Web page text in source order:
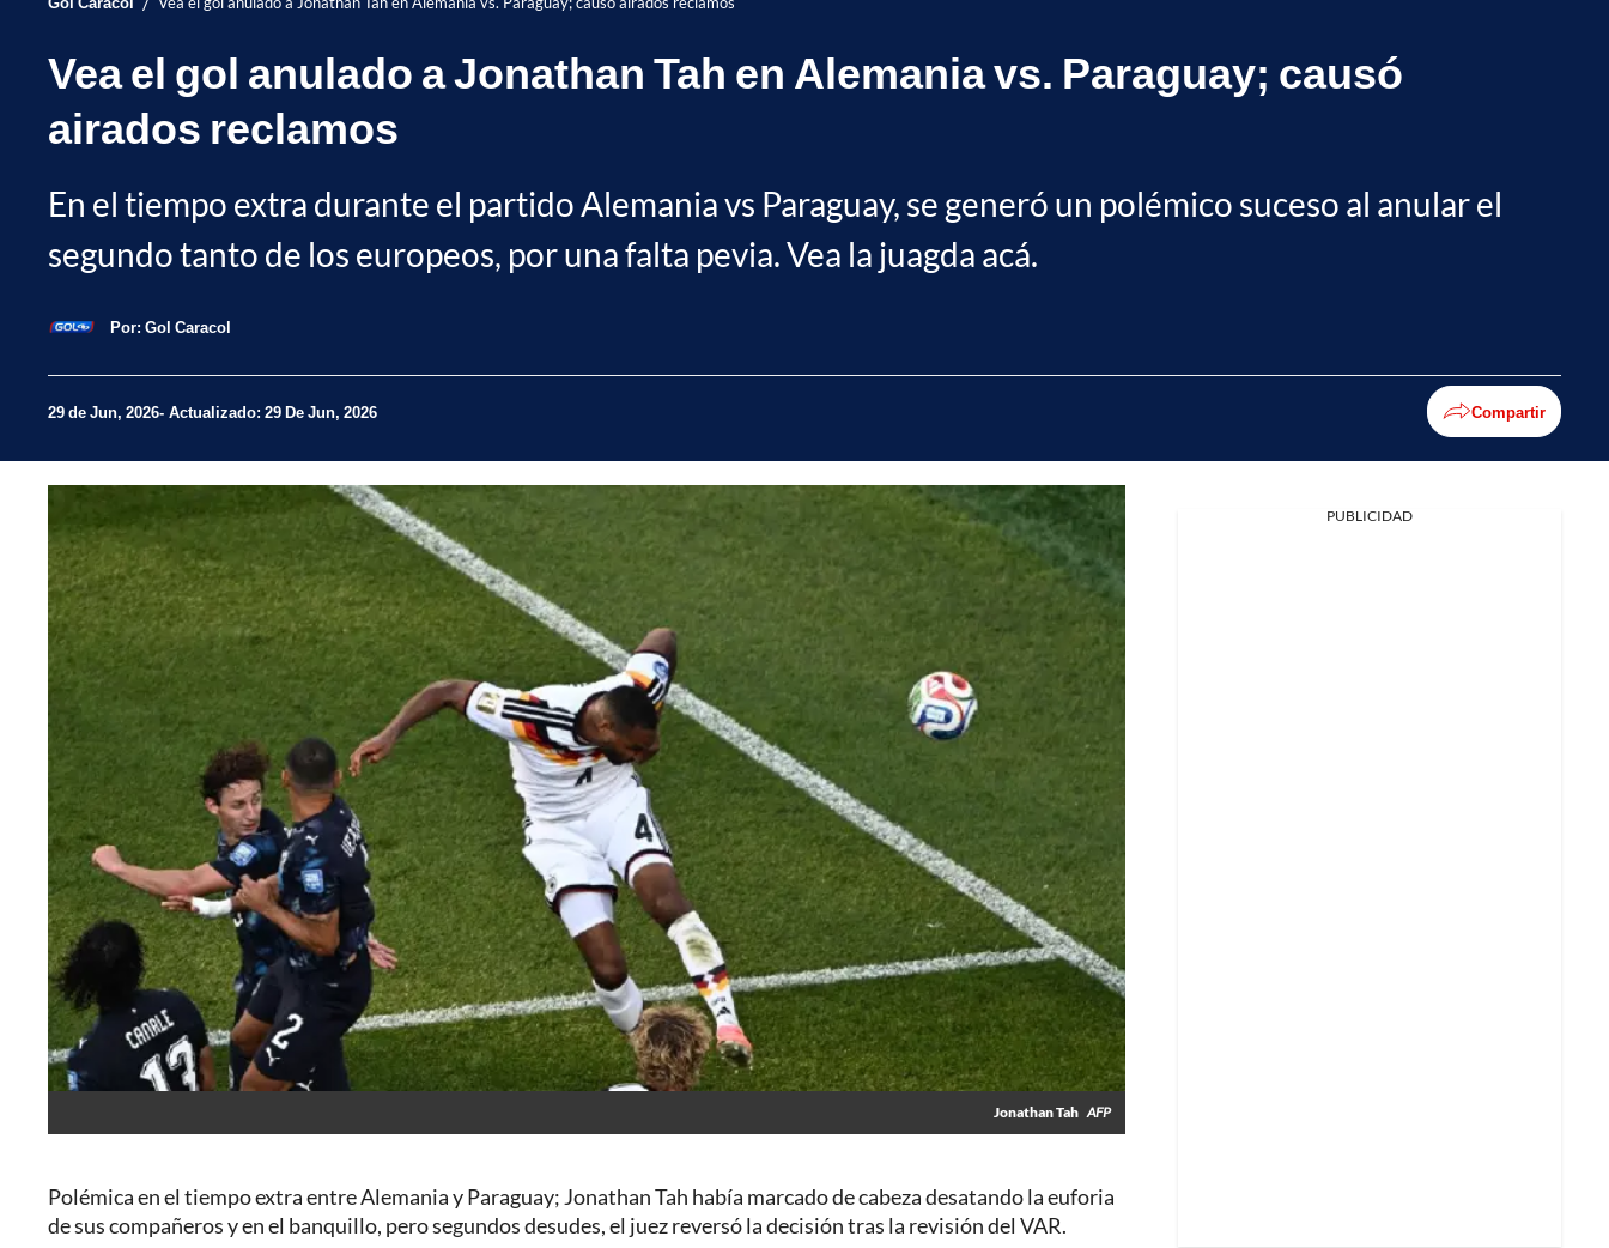
Vea el gol anulado a Jonathan Tah en Alemania vs. Paraguay; causó
airados reclamos
En el tiempo extra durante el partido Alemania vs Paraguay, se generó un polémico suceso al anular el
segundo tanto de los europeos, por una falta pevia. Vea la juagda acá.
Por: Gol Caracol
29 de Jun, 2026 Actualizado: 29 De Jun, 2026 Compartir
Jonathan Tah AFP
Polémica en el tiempo extra entre Alemania y Paraguay; Jonathan Tah había marcado de cabeza desatando la euforia
de sus compañeros y en el banquillo, pero segundos desudes, el juez reversó la decisión tras la revisión del VAR.
PUBLICIDAD